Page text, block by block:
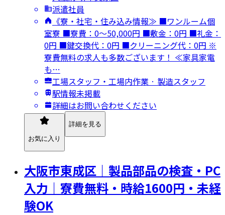
派遣社員
《寮・社宅・住み込み情報≫ ■ワンルーム個
室寮 ■寮費：0～50,000円 ■敷金：0円 ■礼金：
0円 ■鍵交換代：0円 ■クリーニング代：0円 ※
寮費無料の求人も多数ございます！ ≪家具家電
も…
工場スタッフ・工場内作業 · 製造スタッフ
駅情報未掲載
詳細はお問い合わせください
お気に入り
詳細を見る
大阪市東成区｜製品部品の検査・PC
入力｜寮費無料・時給1600円・未経
験OK